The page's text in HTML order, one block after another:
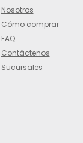
Nosotros
Cómo comprar
FAQ
Contáctenos
Sucursales